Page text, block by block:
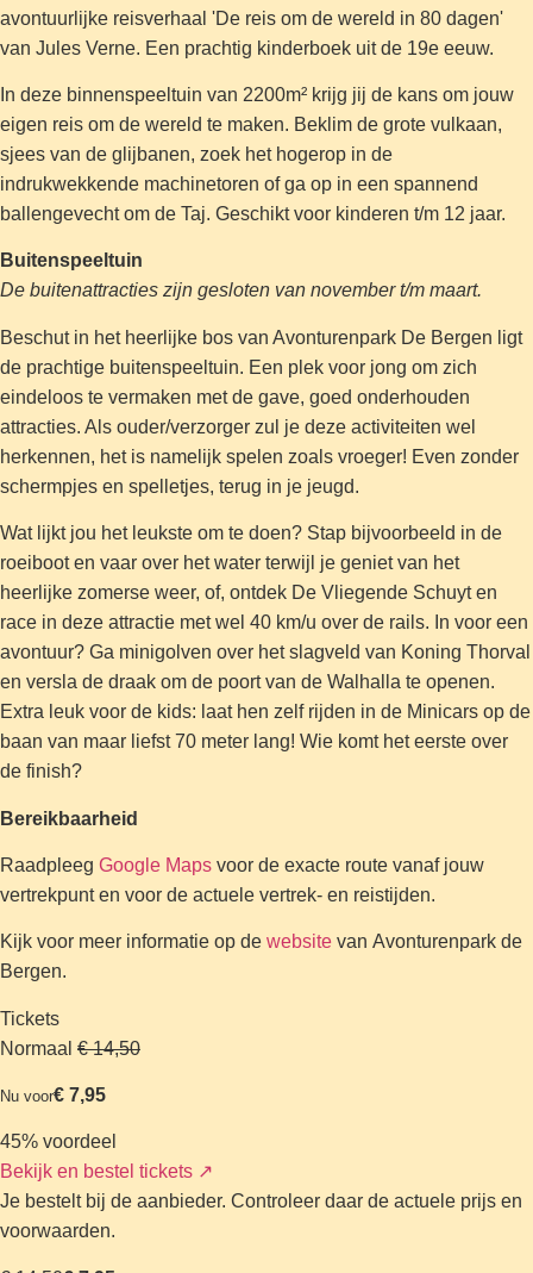
avontuurlijke reisverhaal 'De reis om de wereld in 80 dagen'
van Jules Verne. Een prachtig kinderboek uit de 19e eeuw.
In deze binnenspeeltuin van 2200m² krijg jij de kans om jouw
eigen reis om de wereld te maken. Beklim de grote vulkaan,
sjees van de glijbanen, zoek het hogerop in de
indrukwekkende machinetoren of ga op in een spannend
ballengevecht om de Taj. Geschikt voor kinderen t/m 12 jaar.
Buitenspeeltuin
De buitenattracties zijn gesloten van november t/m maart.
Beschut in het heerlijke bos van Avonturenpark De Bergen ligt
de prachtige buitenspeeltuin. Een plek voor jong om zich
eindeloos te vermaken met de gave, goed onderhouden
attracties. Als ouder/verzorger zul je deze activiteiten wel
herkennen, het is namelijk spelen zoals vroeger! Even zonder
schermpjes en spelletjes, terug in je jeugd.
Wat lijkt jou het leukste om te doen? Stap bijvoorbeeld in de
roeiboot en vaar over het water terwijl je geniet van het
heerlijke zomerse weer, of, ontdek De Vliegende Schuyt en
race in deze attractie met wel 40 km/u over de rails. In voor een
avontuur? Ga minigolven over het slagveld van Koning Thorval
en versla de draak om de poort van de Walhalla te openen.
Extra leuk voor de kids: laat hen zelf rijden in de Minicars op de
baan van maar liefst 70 meter lang! Wie komt het eerste over
de finish?
Bereikbaarheid
Raadpleeg Google Maps voor de exacte route vanaf jouw
vertrekpunt en voor de actuele vertrek- en reistijden.
Kijk voor meer informatie op de website van Avonturenpark de
Bergen.
Tickets
Normaal € 14,50
Nu voor€ 7,95
45% voordeel
Bekijk en bestel tickets ↗
Je bestelt bij de aanbieder. Controleer daar de actuele prijs en
voorwaarden.